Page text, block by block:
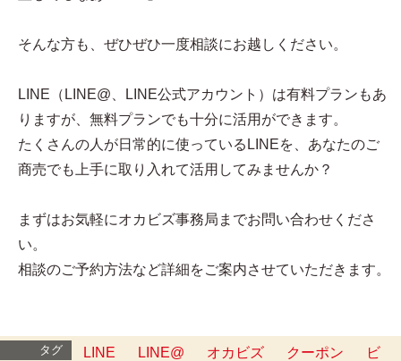
そんな方も、ぜひぜひ一度相談にお越しください。
LINE（LINE@、LINE公式アカウント）は有料プランもあ
りますが、無料プランでも十分に活用ができます。
たくさんの人が日常的に使っているLINEを、あなたのご
商売でも上手に取り入れて活用してみませんか？
まずはお気軽にオカビズ事務局までお問い合わせくださ
い。
相談のご予約方法など詳細をご案内させていただきます。
タグ LINE LINE@ オカビズ クーポン
ビ